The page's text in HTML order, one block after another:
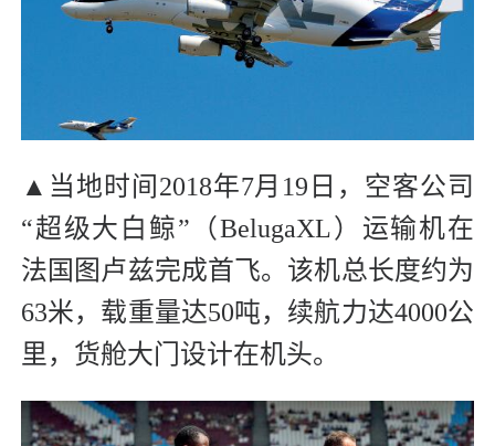
▲当地时间2018年7月19日，空客公司
“超级大白鲸”（BelugaXL）运输机在
法国图卢兹完成首飞。该机总长度约为
63米，载重量达50吨，续航力达4000公
里，货舱大门设计在机头。